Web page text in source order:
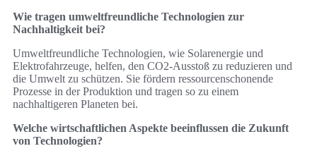
Wie tragen umweltfreundliche Technologien zur
Nachhaltigkeit bei?
Umweltfreundliche Technologien, wie Solarenergie und
Elektrofahrzeuge, helfen, den CO2-Ausstoß zu reduzieren und
die Umwelt zu schützen. Sie fördern ressourcenschonende
Prozesse in der Produktion und tragen so zu einem
nachhaltigeren Planeten bei.
Welche wirtschaftlichen Aspekte beeinflussen die Zukunft
von Technologien?